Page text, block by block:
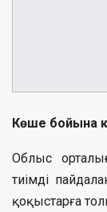
Көше бойына
Облыс
тиімді
қоқыстарға